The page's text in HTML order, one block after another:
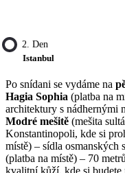
2. Den
Istanbul
Po snídani se vydáme na
Hagia Sophia (platba na
architektury s nádhernými
Modré mešitě (mešita
Konstantinopoli, kde si
místě) – sídla osmanských
(platba na místě) – 70